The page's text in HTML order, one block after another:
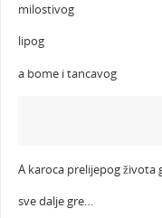
milostivog
lipog
a bome i tancavog
A karoca prelijepog života
sve dalje gre…